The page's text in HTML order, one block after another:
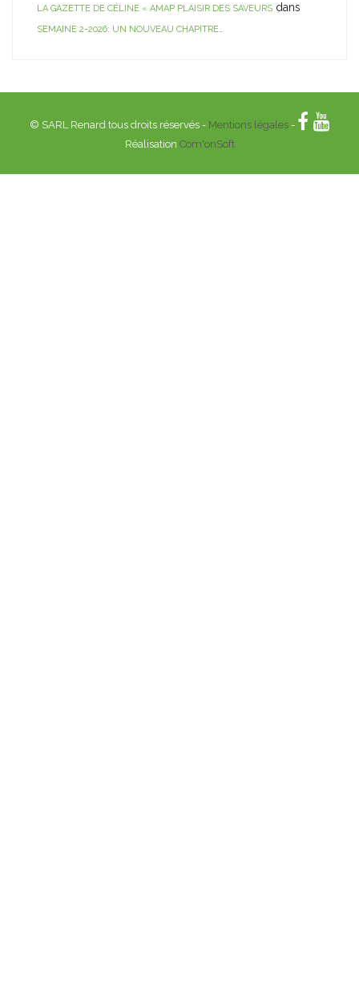
LA GAZETTE DE CÉLINE « AMAP PLAISIR DES SAVEURS dans
SEMAINE 2-2026: UN NOUVEAU CHAPITRE…
© SARL Renard tous droits réservés - Mentions légales-
Réalisation Com'onSoft